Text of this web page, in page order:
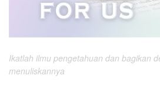
Ikatlah ilmu pengetahuan dan bagikan
menuliskannya